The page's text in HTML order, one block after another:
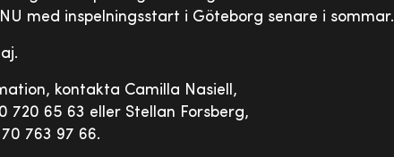
med inspelningsstart i Göteborg senare i sommar.
kontakta Camilla Nasiell,
720 65 63 eller Stellan Forsberg,
763 97 66.